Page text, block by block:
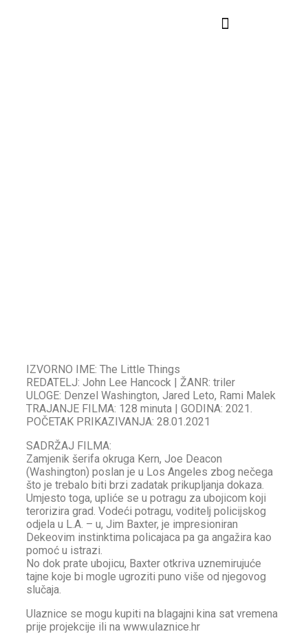
IZVORNO IME: The Little Things
REDATELJ: John Lee Hancock | ŽANR: triler
ULOGE: Denzel Washington, Jared Leto, Rami Malek
TRAJANJE FILMA: 128 minuta | GODINA: 2021.
POČETAK PRIKAZIVANJA: 28.01.2021
SADRŽAJ FILMA:
Zamjenik šerifa okruga Kern, Joe Deacon
(Washington) poslan je u Los Angeles zbog nečega
što je trebalo biti brzi zadatak prikupljanja dokaza.
Umjesto toga, upliće se u potragu za ubojicom koji
terorizira grad. Vodeći potragu, voditelj policijskog
odjela u L.A. – u, Jim Baxter, je impresioniran
Dekeovim instinktima policajaca pa ga angažira kao
pomoć u istrazi.
No dok prate ubojicu, Baxter otkriva uznemirujuće
tajne koje bi mogle ugroziti puno više od njegovog
slučaja.
Ulaznice se mogu kupiti na blagajni kina sat vremena
prije projekcije ili na www.ulaznice.hr